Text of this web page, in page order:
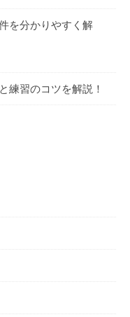
を分かりやすく解
練習のコツを解説！